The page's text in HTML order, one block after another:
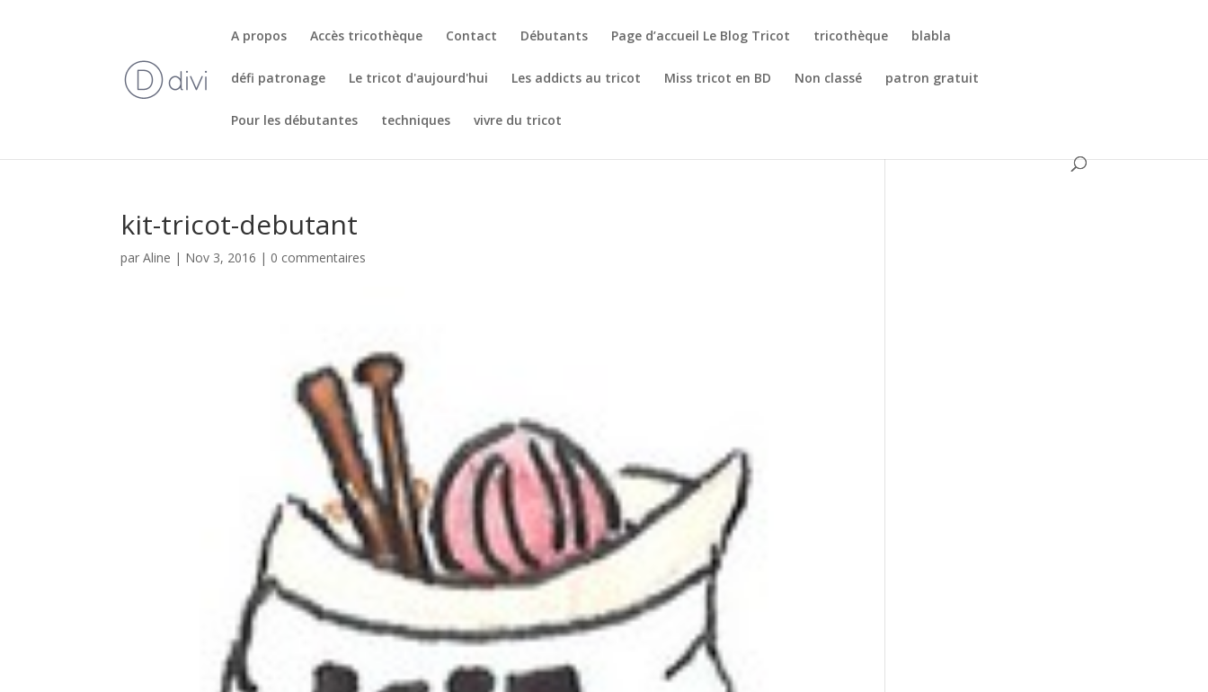
A propos Accès tricothèque Contact Débutants Page d’accueil Le Blog Tricot tricothèque blabla
défi patronage Le tricot d'aujourd'hui Les addicts au tricot Miss tricot en BD Non classé patron gratuit
Pour les débutantes techniques vivre du tricot
kit-tricot-debutant
parAline | Nov 3, 2016 | 0 commentaires